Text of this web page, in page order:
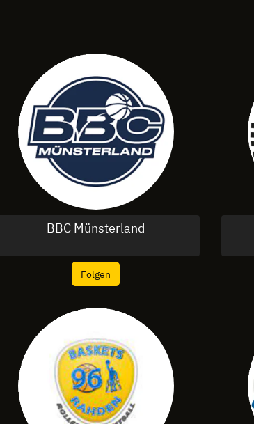
BBC Münsterland
Folgen